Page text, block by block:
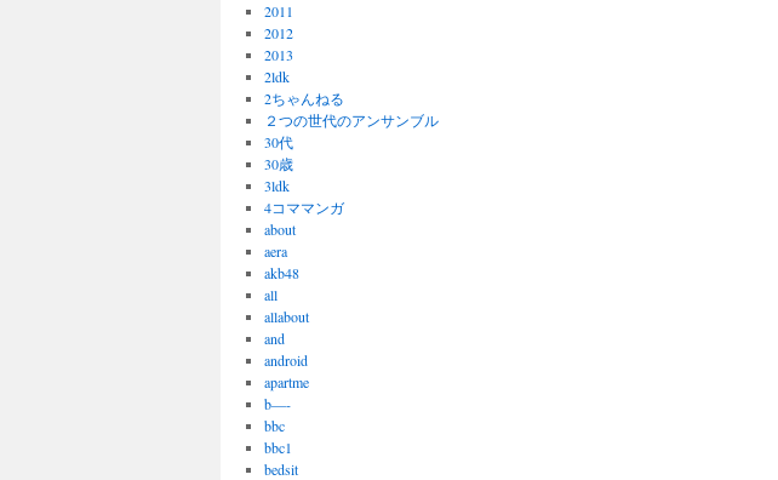
2011
2012
2013
2ldk
2ちゃんねる
２つの世代のアンサンブル
30代
30歳
3ldk
4コママンガ
about
aera
akb48
all
allabout
and
android
apartme
b—-
bbc
bbc1
bedsit